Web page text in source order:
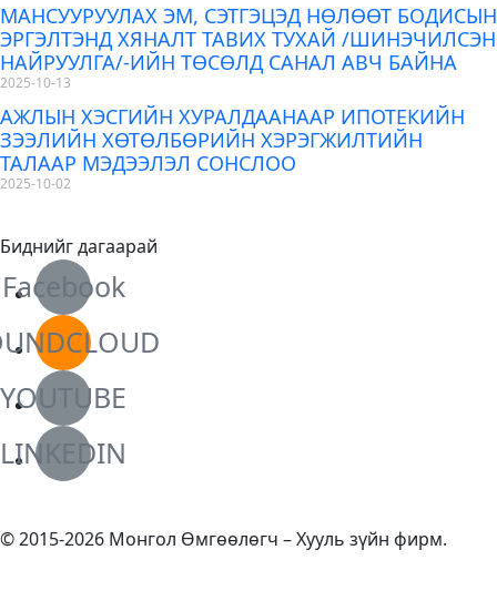
МАНСУУРУУЛАХ ЭМ, СЭТГЭЦЭД НӨЛӨӨТ БОДИСЫН
ЭРГЭЛТЭНД ХЯНАЛТ ТАВИХ ТУХАЙ /ШИНЭЧИЛСЭН
НАЙРУУЛГА/-ИЙН ТӨСӨЛД САНАЛ АВЧ БАЙНА
2025-10-13
АЖЛЫН ХЭСГИЙН ХУРАЛДААНААР ИПОТЕКИЙН
ЗЭЭЛИЙН ХӨТӨЛБӨРИЙН ХЭРЭГЖИЛТИЙН
ТАЛААР МЭДЭЭЛЭЛ СОНСЛОО
2025-10-02
Биднийг дагаарай
Facebook
YOUTUBE
LINKEDIN
© 2015-2026 Монгол Өмгөөлөгч – Хууль зүйн фирм.